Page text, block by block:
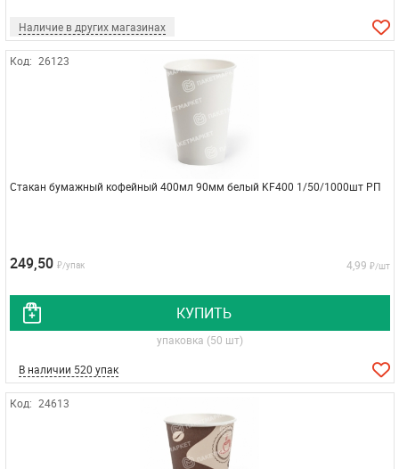
Наличие в других магазинах
Код: 26123
Стакан бумажный кофейный 400мл 90мм белый KF400 1/50/1000шт РП
249,50 ₽/упак 4,99 ₽/шт
КУПИТЬ
упаковка (50 шт)
В наличии 520 упак
Код: 24613